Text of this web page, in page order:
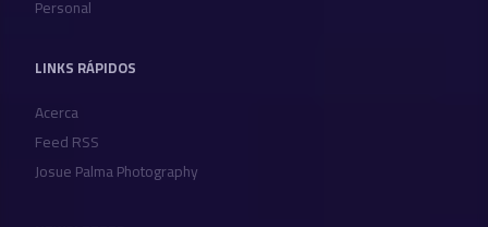
Personal
LINKS RÁPIDOS
Acerca
Feed RSS
Josue Palma Photography